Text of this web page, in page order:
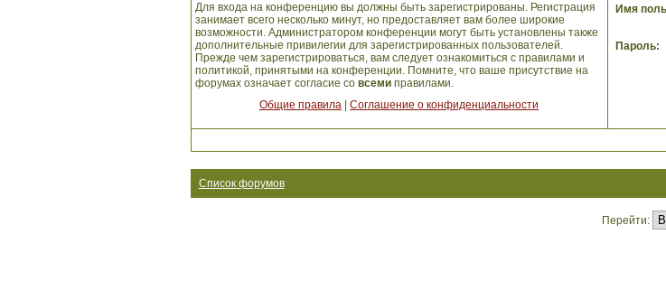
Для входа на конференцию вы должны быть зарегистрированы. Регистрация
занимает всего несколько минут, но предоставляет вам более широкие
возможности. Администратором конференции могут быть установлены также
дополнительные привилегии для зарегистрированных пользователей.
Прежде чем зарегистрироваться, вам следует ознакомиться с правилами и
политикой, принятыми на конференции. Помните, что ваше присутствие на
форумах означает согласие со всемиправилами.
Общие правила
Соглашение о конфиденциальности
Имя
Пароль:
Список форумов
Перейти: